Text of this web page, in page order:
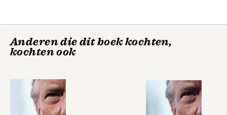
Anderen die dit boek kochten,
kochten ook